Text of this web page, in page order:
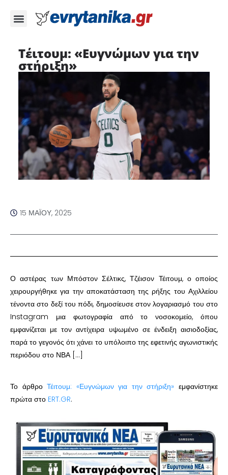
Τέιτουμ: «Ευγνώμων για την
στήριξη»
15 ΜΑΪ́ΟΥ, 2025
Ο αστέρας των Μπόστον Σέλτικς, Τζέισον Τέιτουμ, ο οποίος
χειρουργήθηκε για την αποκατάσταση της ρήξης του Αχιλλείου
τένοντα στο δεξί του πόδι, δημοσίευσε στον λογαριασμό του στο
Instagram μια φωτογραφία από το νοσοκομείο, όπου
εμφανίζεται με τον αντίχειρα υψωμένο σε ένδειξη αισιοδοξίας,
παρά το γεγονός ότι χάνει το υπόλοιπο της εφετινής αγωνιστικής
περιόδου στο ΝΒΑ […]
Το άρθροΤέιτουμ: «Ευγνώμων για την στήριξη» εμφανίστηκε
πρώτα στο ERT.GR.